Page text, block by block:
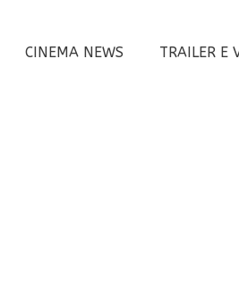
CINEMA NEWS TRAILER E